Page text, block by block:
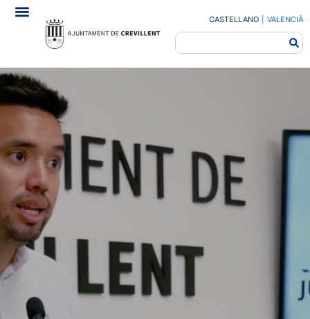
CASTELLANO VALENCIÀ